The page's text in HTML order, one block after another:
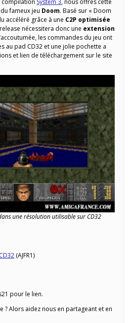
System 3, nous offres cette
fameux jeu Doom. Basé sur « Doom
accéléré grâce à une C2P optimisée
nécessitera donc une extension
les commandes du jeu ont
au pad CD32 et une jolie pochette a
et lien de téléchargement sur le site
une résolution utilisable sur CD32
(AJFR1)
pour le lien.
? Alors aidez nous en partageant et en